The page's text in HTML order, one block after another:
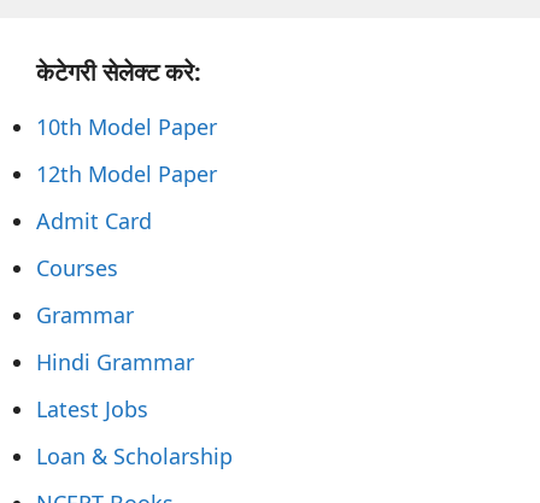
केटेगरी सेलेक्ट करे:
10th Model Paper
12th Model Paper
Admit Card
Courses
Grammar
Hindi Grammar
Latest Jobs
Loan & Scholarship